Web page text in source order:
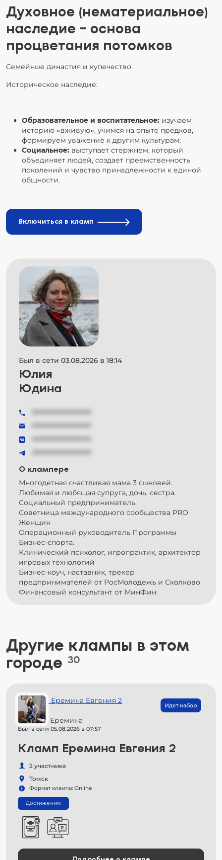
Духовное (нематериальное)
наследие - основа
процветания потомков
Семейные династия и купечество.
Историческое наследие:
Образовательное и воспитательное: изучаем
историю «вживую», учимся на опыте предков,
формируем уважение к другим культурам;
Социальное: выступает стержнем, который
объединяет людей, создает преемственность
поколений и чувство принадлежности к единой
общности.
Включиться в кламп
Был в сети 03.08.2026 в 18:14
Юлия
Юдина
О клампере
Многодетная счастливая мама 3 сыновей.
Любимая и любящая супруга, дочь, сестра.
Социальный предприниматель.
Советница международного сообщества PRO
Женщин
Операционный руководитель Программы
Бизнес-спорта.
Клинический психолог, игропрактик, архитектор
игровых технологий
Бизнес-коуч, наставник, трекер
предпринимателей от РосМолодежь и Сколково
Финансовый консультант от МинФин
Другие клампы в этом
городе 30
Идет набор
Евгения Еремина
Был в сети 05.08.2026 в 07:57
Кламп Еремина Евгения 2
2 участника
Томск
Формат клампа: Online
Достижения: